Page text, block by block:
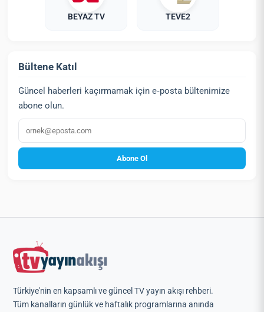
BEYAZ TV TEVE2
Bültene Katıl
Güncel haberleri kaçırmamak için e‑posta bültenimize
abone olun.
E‑posta
Abone Ol
Türkiye'nin en kapsamlı ve güncel TV yayın akışı rehberi.
Tüm kanalların günlük ve haftalık programlarına anında